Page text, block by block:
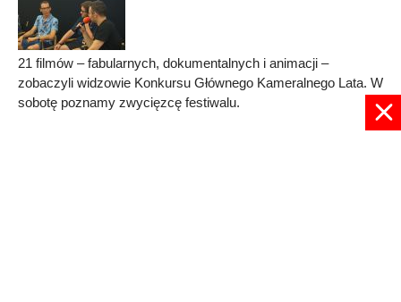
21 filmów – fabularnych, dokumentalnych i animacji –
zobaczyli widzowie Konkursu Głównego Kameralnego Lata. W
sobotę poznamy zwycięzcę festiwalu.